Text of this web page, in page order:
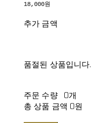
18,000원
추가 금액
품절된 상품입니다.
주문 수량
0개
총 상품 금액 0원